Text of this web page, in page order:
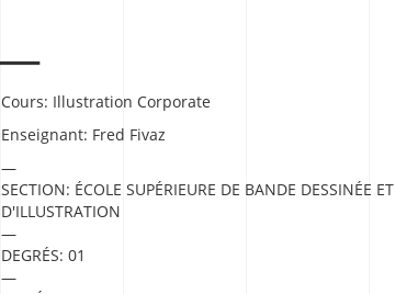
Cours: Illustration Corporate
Enseignant: Fred Fivaz
SECTION: ÉCOLE SUPÉRIEURE DE BANDE DESSINÉE ET
D'ILLUSTRATION
DEGRÉS: 01